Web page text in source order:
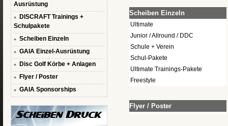
Ausrüstung
DISCRAFT Trainings +
Schulpakete
Scheiben Einzeln
GAIA Einzel-Ausrüstung
Disc Golf Körbe + Anlagen
Flyer / Poster
GAIA Sponsorships
Scheiben Einzeln
Ultimate
Junior / Allround / DDC
Schule + Verein
Schul-Pakete
Ultimate Trainings-Pakete
Freestyle
Flyer / Poster